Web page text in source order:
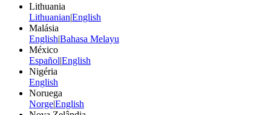
Lithuania
Lithuanian|English
Malásia
English|Bahasa Melayu
México
Español|English
Nigéria
English
Noruega
Norge|English